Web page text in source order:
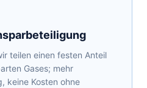
teilen einen festen Anteil
Gases; mehr
keine Kosten ohne